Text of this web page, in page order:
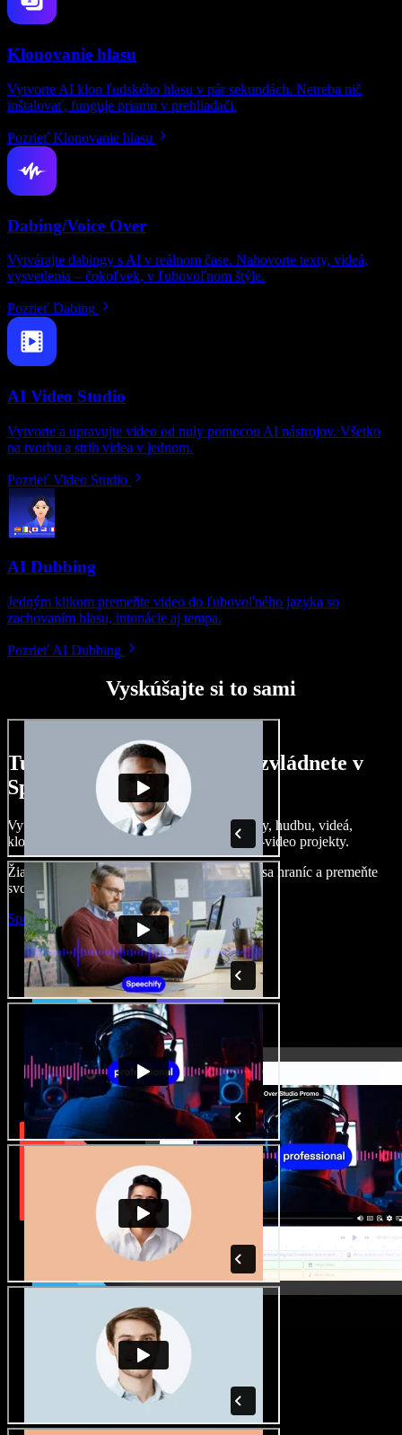
Klonovanie hlasu
Vytvorte AI klon ľudského hlasu v pár sekundách. Netreba nič
inštalovať, funguje priamo v prehliadači.
Pozrieť Klonovanie hlasu
Dabing/Voice Over
Vytvárajte dabingy s AI v reálnom čase. Nahovorte texty, videá,
vysvetlenia – čokoľvek, v ľubovoľnom štýle.
Pozrieť Dabing
AI Video Studio
Vytvorte a upravujte video od nuly pomocou AI nástrojov. Všetko
na tvorbu a strih videa v jednom.
Pozrieť Video Studio
AI Dubbing
Jedným klikom premeňte video do ľubovoľného jazyka so
zachovaním hlasu, intonácie aj tempa.
Pozrieť AI Dubbing
Vyskúšajte si to sami
Tu je malá ukážka toho, čo zvládnete v
Speechify Studio.
Vytvárajte dabingy, pridajte bezplatné obrázky, hudbu, videá,
klonujte svoj hlas – postavíte pôsobivé audio-video projekty.
Žiadne učenie, všetko v prehliadači – zbavte sa hraníc a premeňte
svoje nápady na realitu.
Spustiť Studio